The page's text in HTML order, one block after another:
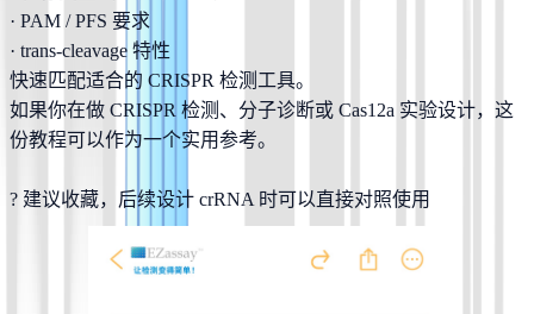
· PAM / PFS 要求
· trans-cleavage 特性
快速匹配适合的 CRISPR 检测工具。
如果你在做 CRISPR 检测、分子诊断或 Cas12a 实验设计，这
份教程可以作为一个实用参考。
? 建议收藏，后续设计 crRNA 时可以直接对照使用